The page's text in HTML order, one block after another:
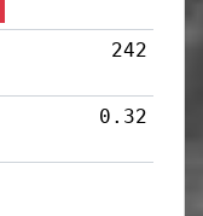
242
0.32